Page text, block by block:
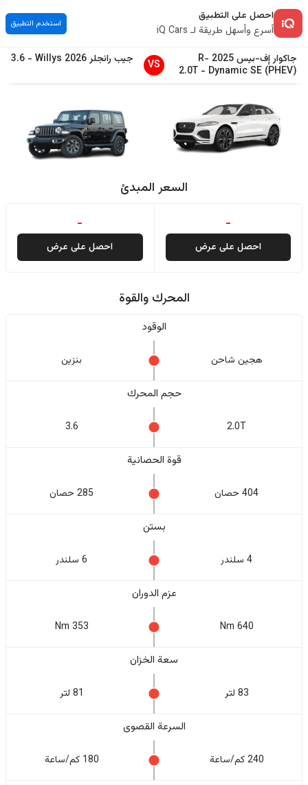
احصل على التطبيق
أسرع وأسهل طريقة لـ iQ Cars
استخدم التطبيق
جاكوارإف-بيس2025
R-
Dynamic SE (PHEV)
-
2.0T
VS جيب رانجلر2026
Willys
-
3.6
السعر المبدئ
-
احصل على عرض
-
احصل على عرض
المحرك والقوة
الوقود
هجين شاحن بنزين
حجم المحرك
2.0T
3.6
قوة الحصانية
404 حصان 285 حصان
بستن
4 سلندر 6 سلندر
عزم الدوران
640 Nm
353 Nm
سعة الخزان
83 لتر 81 لتر
السرعة القصوى
240 كم/ساعة 180 كم/ساعة